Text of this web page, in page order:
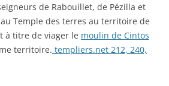
de Rabouillet, de Pézilla et
Temple des terres au territoire de
à titre de viager le moulin de Cintos
territoire. templiers.net 212, 240,